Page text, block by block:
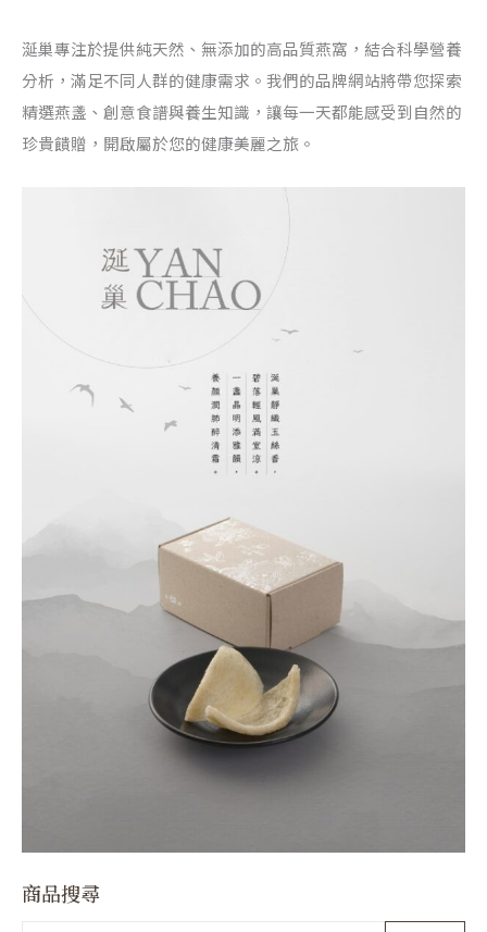
涎巢專注於提供純天然、無添加的高品質燕窩，結合科學營養
分析，滿足不同人群的健康需求。我們的品牌網站將帶您探索
精選燕盞、創意食譜與養生知識，讓每一天都能感受到自然的
珍貴饋贈，開啟屬於您的健康美麗之旅。
商品搜尋